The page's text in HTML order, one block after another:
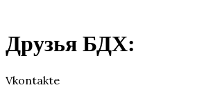
Друзья БДХ:
Vkontakte